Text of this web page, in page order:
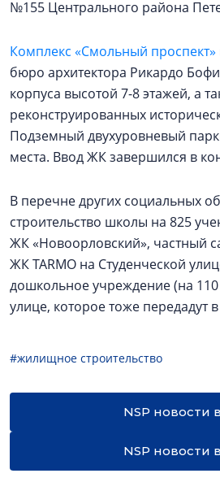
№155 Центрального района
Комплекс «Смольный проспект»
бюро архитектора Рикардо
корпуса высотой 7-8 этажей, а
реконструированных
Подземный двухуровневый
места. Ввод ЖК завершился в
В перечне других социальных
строительство школы на 825
ЖК «Новоорловский», частный
ЖК TARMO на Студенческой
дошкольное учреждение (на
улице, которое тоже передадут
#жилищное строительство
NSP новости в
NSP новости в